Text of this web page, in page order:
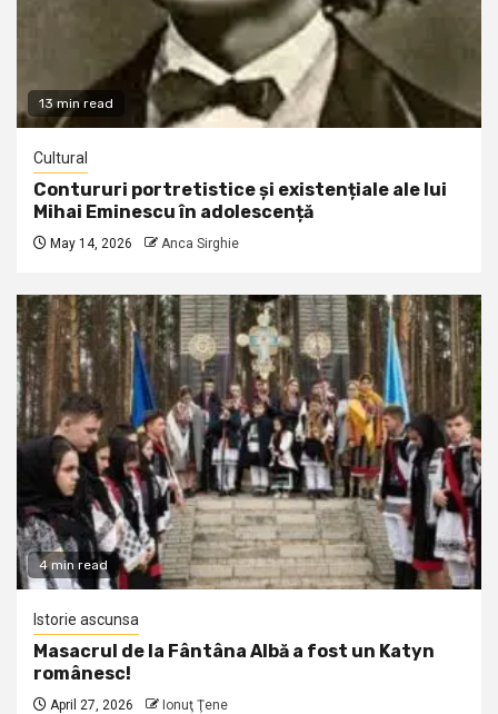
13 min read
Cultural
Contururi portretistice și existențiale ale lui
Mihai Eminescu în adolescență
May 14, 2026 Anca Sirghie
4 min read
Istorie ascunsa
Masacrul de la Fântâna Albă a fost un Katyn
românesc!
April 27, 2026 Ionuţ Ţene